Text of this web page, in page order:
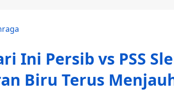
Ini Persib vs PSS
Biru Terus